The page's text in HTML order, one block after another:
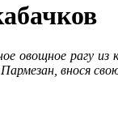
овощное рагу
внося